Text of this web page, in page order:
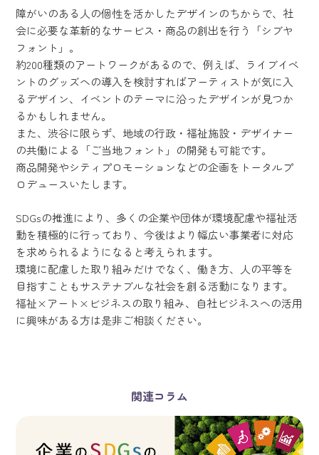
障がいのある人の個性を活かしたデザインのちからで、社
会に必要な革新的なサービス・商品の創出を行う「シブヤ
フォント」。
約200種類のアートワークがあるので、例えば、ライブイベ
ントのグッズへの導入を検討すればアーティストが気に入
るデザイン、イベントのテーマに沿ったデザインが見つか
るかもしれません。
また、渋谷に限らず、地域の行政・福祉施設・デザイナー
の共働による「ご当地フォント」の開発も可能です。
商品開発やシティプロモーションなどの企画をトータルプ
ロデュースいたします。
SDGsの推進により、多くの企業や団体が環境配慮や福祉活
動を積極的に行っており、今後はより幅広い事業者に対応
を求められるようになると考えられます。
環境に配慮した取り組みだけでなく、働き方、人の平等を
目指すこともサステナブルな社会を創る活動になります。
福祉×アート×ビジネスの取り組み、自社ビジネスへの活用
に興味がある方は是非ご相談ください。
関連コラム